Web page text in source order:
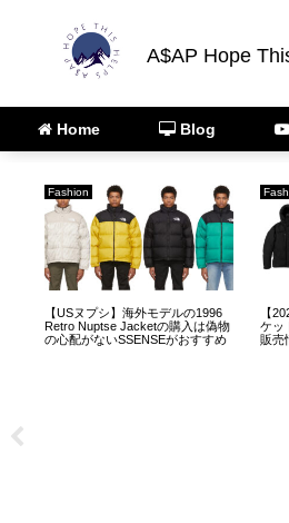
A$AP Hope
Home Blog
Fashion
【USヌプシ】海外モデルの1996
Retro Nuptse Jacketの購入は偽物
の心配がないSSENSEがおすすめ
【
ケッ
販売